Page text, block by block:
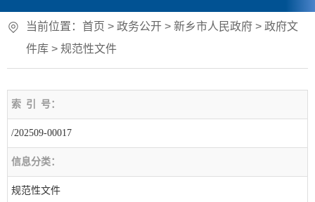
当前位置： 首页 > 政务公开 > 新乡市人民政府 > 政府文
件库 > 规范性文件
索 引 号：
/202509-00017
信息分类：
规范性文件